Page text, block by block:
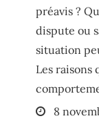
préavis ?
dispute ou
situation
Les raisons
Posted
8